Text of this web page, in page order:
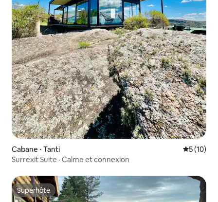
Cabane ⋅ Tanti
5 (10)
Surrexit Suite · Calme et connexion
Superhôte
Superhôte